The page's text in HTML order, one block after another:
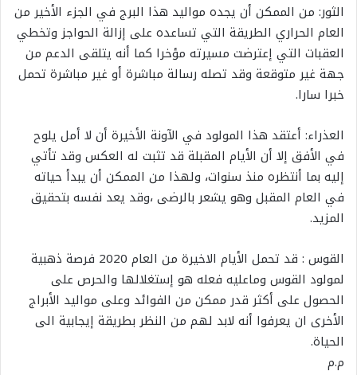
الثور: من الممكن أن يجده مواليد هذا البرج في الجزء الأخير من
العام الحراري الطريقة التي تساعده على إزالة الحواجز وتخطي
العقبات التي إعترضت مسيرته مؤخرا كما أنه يتلقى الدعم من
جهة غير متوقعة وقد تصله رسالة مباشرة أو غير مباشرة تحمل
خبرا سارا.
العذراء: أعتقد هذا المولود في الآونة الأخيرة أن لا أمل يلوح
في الأفق إلا أن الأيام المقبلة قد تثبت له العكس وقد تأتي
إليه بما أنتظره منذ سنوات، ولهذا من الممكن أن يبدأ حياته
في العام المقبل وهو يشعر بالرضى ،وقد يعد نفسه بتحقيق
المزيد.
القوس : قد تحمل الأيام الاخيرة من العام 2020 فرصة ذهبية
لمولود القوس وماعليه فعله هو إستغلالها والحرص على
الحصول على أكثر قدر ممكن من الفوائد وعلى مواليد الأبراج
الأخرى ان يعرفوا أنه لابد لهم من النظر بطريقة إيجابية الى
الحياة.
م.م